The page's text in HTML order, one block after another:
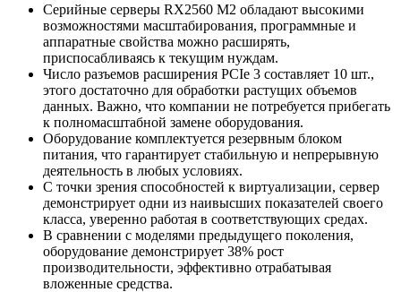
Серийные серверы RX2560 M2 обладают высокими
возможностями масштабирования, программные и
аппаратные свойства можно расширять,
приспосабливаясь к текущим нуждам.
Число разъемов расширения PCIe 3 составляет 10 шт.,
этого достаточно для обработки растущих объемов
данных. Важно, что компании не потребуется прибегать
к полномасштабной замене оборудования.
Оборудование комплектуется резервным блоком
питания, что гарантирует стабильную и непрерывную
деятельность в любых условиях.
С точки зрения способностей к виртуализации, сервер
демонстрирует одни из наивысших показателей своего
класса, уверенно работая в соответствующих средах.
В сравнении с моделями предыдущего поколения,
оборудование демонстрирует 38% рост
производительности, эффективно отрабатывая
вложенные средства.